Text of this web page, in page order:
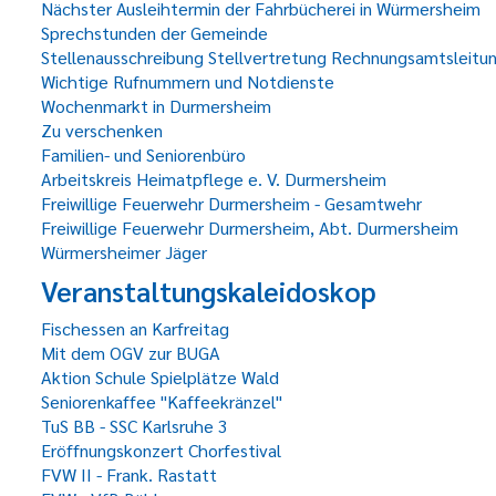
Nächster Ausleihtermin der Fahrbücherei in Würmersheim
Sprechstunden der Gemeinde
Stellenausschreibung Stellvertretung
Wichtige Rufnummern und Notdienste
Wochenmarkt in Durmersheim
Zu verschenken
Familien- und Seniorenbüro
Arbeitskreis Heimatpflege e. V. Durmersheim
Freiwillige Feuerwehr Durmersheim - Gesamtwehr
Freiwillige Feuerwehr Durmersheim, Abt. Durmersheim
Würmersheimer Jäger
Veranstaltungskaleidoskop
Fischessen an Karfreitag
Mit dem OGV zur BUGA
Aktion Schule Spielplätze Wald
Seniorenkaffee "Kaffeekränzel"
TuS BB - SSC Karlsruhe 3
Eröffnungskonzert Chorfestival
FVW II - Frank. Rastatt